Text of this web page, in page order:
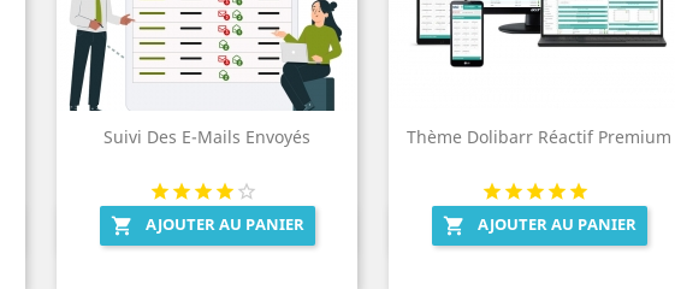
Suivi Des E-Mails Envoyés
 AJOUTER AU PANIER
Aperçu rapide
Thème Dolibarr Réactif Premium
 AJOUTER AU PANIER
Aperçu rapide